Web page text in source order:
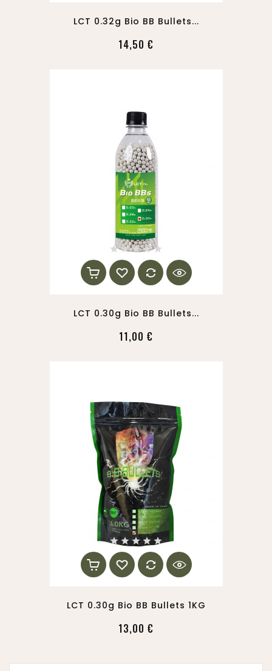
LCT 0.32g Bio BB Bullets...
14,50 €
LCT 0.30g Bio BB Bullets...
11,00 €
LCT 0.30g Bio BB Bullets 1KG
13,00 €